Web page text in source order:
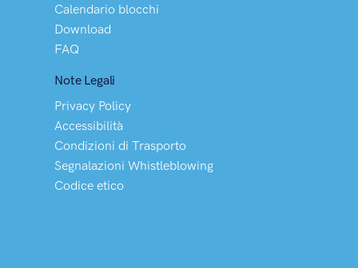
Calendario blocchi
Download
FAQ
Note Legali
Privacy Policy
Accessibilità
Condizioni di Trasporto
Segnalazioni Whistleblowing
Codice etico